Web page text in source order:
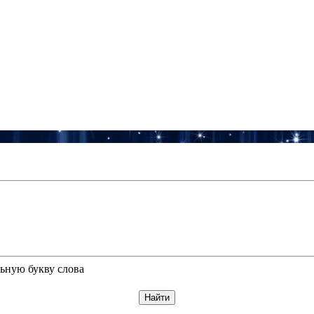
букву слова